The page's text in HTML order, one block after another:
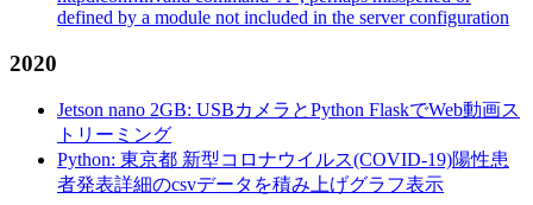
defined by a module not included in the server configuration
2020
Jetson nano 2GB: USBカメラとPython FlaskでWeb動画ス
トリーミング
Python: 東京都 新型コロナウイルス(COVID-19)陽性患
者発表詳細のcsvデータを積み上げグラフ表示